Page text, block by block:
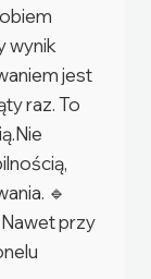
wynik
jest
raz. To
🔹
przy